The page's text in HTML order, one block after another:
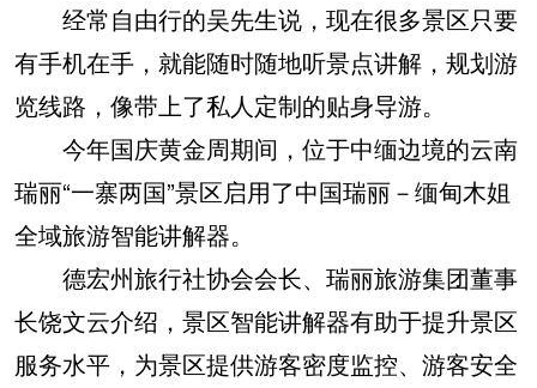
经常自由行的吴先生说，现在很多景区只要
有手机在手，就能随时随地听景点讲解，规划游
览线路，像带上了私人定制的贴身导游。
今年国庆黄金周期间，位于中缅边境的云南
瑞丽“一寨两国”景区启用了中国瑞丽－缅甸木姐
全域旅游智能讲解器。
德宏州旅行社协会会长、瑞丽旅游集团董事
长饶文云介绍，景区智能讲解器有助于提升景区
服务水平，为景区提供游客密度监控、游客安全